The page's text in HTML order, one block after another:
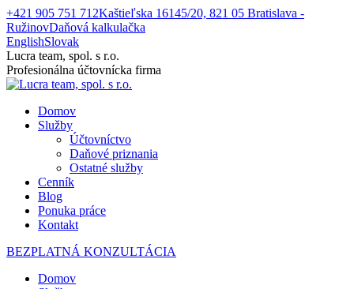
Skip
to
content
+421 905 751 712Kaštieľska 16145/20, 821 05 Bratislava -
RužinovDaňová kalkulačka
EnglishSlovak
Facebook
page
opens
new
window
Lucra team, spol. s r.o.
Profesionálna účtovnícka firma
Domov
Služby
Účtovníctvo
Daňové priznania
Ostatné služby
Cenník
Blog
Ponuka práce
Kontakt
BEZPLATNÁ KONZULTÁCIA
Domov